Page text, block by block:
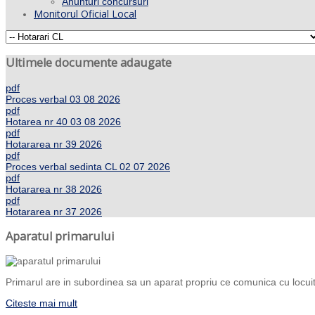
Monitorul Oficial Local
Ultimele documente adaugate
pdf
Proces verbal 03 08 2026
pdf
Hotarea nr 40 03 08 2026
pdf
Hotararea nr 39 2026
pdf
Proces verbal sedinta CL 02 07 2026
pdf
Hotararea nr 38 2026
pdf
Hotararea nr 37 2026
Aparatul primarului
Primarul are in subordinea sa un aparat propriu ce comunica cu
Citeste mai mult